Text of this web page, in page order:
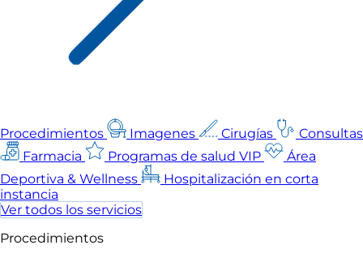
Procedimientos Imagenes Cirugías
Consultas
Farmacia
Programas de salud VIP
Área
Deportiva & Wellness
Hospitalización en corta
instancia
Ver todos los servicios
Procedimientos